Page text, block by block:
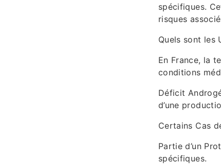
spécifiques.
risques
Quels sont les
En France, la
conditions
Déficit
d’une
Certains Cas
Partie d’un
spécifiques.